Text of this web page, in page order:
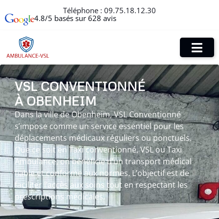
Téléphone : 09.75.18.12.30
4.8/5 basés sur 628 avis
VSL CONVENTIONNÉ
À OBENHEIM
Dans la ville de Obenheim, VSL Conventionné
s’impose comme un service essentiel pour les
déplacements médicaux réguliers ou ponctuels.
Que ce soit en Taxi conventionné, VSL ou Taxi
Ambulance, on bénéficie d’un transport médical
fiable et conforme aux normes. L’objectif est de
faciliter l’accès aux soins tout en respectant les
prescriptions médicales.